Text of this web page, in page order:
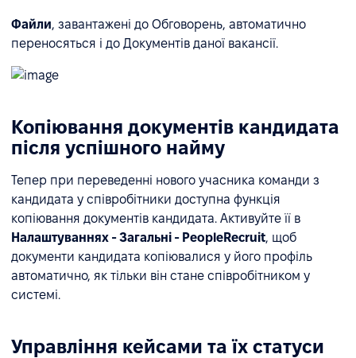
Файли, завантажені до Обговорень, автоматично
переносяться і до Документів даної вакансії.
Копіювання документів кандидата
після успішного найму
Тепер при переведенні нового учасника команди з
кандидата у співробітники доступна функція
копіювання документів кандидата. Активуйте її в
Налаштуваннях - Загальні - PeopleRecruit, щоб
документи кандидата копіювалися у його профіль
автоматично, як тільки він стане співробітником у
системі.
Управління кейсами та їх статуси